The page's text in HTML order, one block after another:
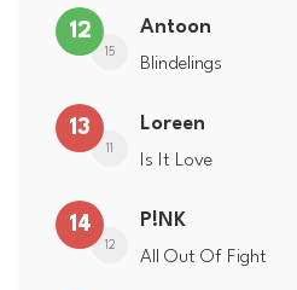
12
15
Antoon
Blindelings
13
11
Loreen
Is It Love
14
12
P!NK
All Out Of Fight